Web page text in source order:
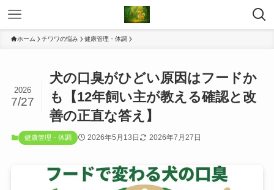
ホーム チワワの悩み 健康管理・体調
犬の口臭がひどい原因はフードか
も【12年飼い主が教える確認と改
善の正直な答え】
2026
7/27
健康管理・体調 2026年5月13日 2026年7月27日